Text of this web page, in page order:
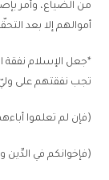
من الضياع، وأمر
أموالهم إلا بعد
*جعل الإسلام نفقة
تجب نفقتهم على وليّ
(فإن لم تعلموا
(فإخوانكم في الدِّين